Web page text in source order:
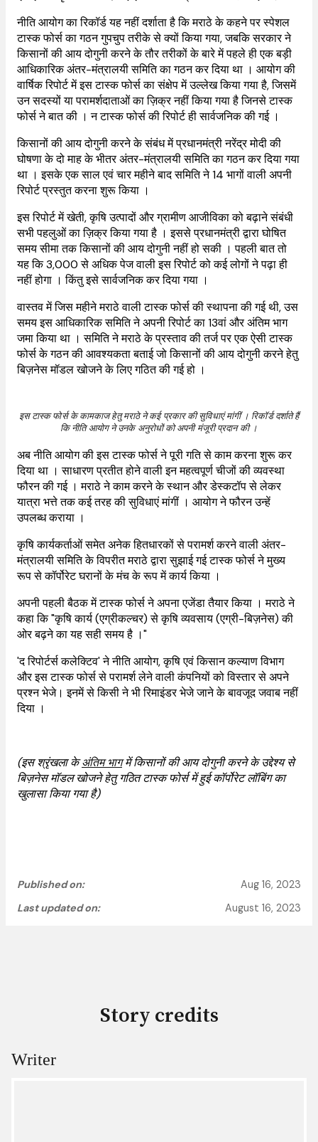
नीति आयोग का रिकॉर्ड यह नहीं दर्शाता है कि मराठे के कहने पर स्पेशल
टास्क फोर्स का गठन गुपचुप तरीके से क्यों किया गया, जबकि सरकार ने
किसानों की आय दोगुनी करने के तौर तरीकों के बारे में पहले ही एक बड़ी
आधिकारिक अंतर-मंत्रालयी समिति का गठन कर दिया था । आयोग की
वार्षिक रिपोर्ट में इस टास्क फोर्स का संक्षेप में उल्लेख किया गया है, जिसमें
उन सदस्यों या परामर्शदाताओं का ज़िक्र नहीं किया गया है जिनसे टास्क
फोर्स ने बात की । न टास्क फोर्स की रिपोर्ट ही सार्वजनिक की गई ।
किसानों की आय दोगुनी करने के संबंध में प्रधानमंत्री नरेंद्र मोदी की
घोषणा के दो माह के भीतर अंतर-मंत्रालयी समिति का गठन कर दिया गया
था । इसके एक साल एवं चार महीने बाद समिति ने 14 भागों वाली अपनी
रिपोर्ट प्रस्तुत करना शुरू किया ।
इस रिपोर्ट में खेती, कृषि उत्पादों और ग्रामीण आजीविका को बढ़ाने संबंधी
सभी पहलुओं का ज़िक्र किया गया है । इससे प्रधानमंत्री द्वारा घोषित
समय सीमा तक किसानों की आय दोगुनी नहीं हो सकी । पहली बात तो
यह कि 3,000 से अधिक पेज वाली इस रिपोर्ट को कई लोगों ने पढ़ा ही
नहीं होगा । किंतु इसे सार्वजनिक कर दिया गया ।
वास्तव में जिस महीने मराठे वाली टास्क फोर्स की स्थापना की गई थी, उस
समय इस आधिकारिक समिति ने अपनी रिपोर्ट का 13वां और अंतिम भाग
जमा किया था । समिति ने मराठे के प्रस्ताव की तर्ज पर एक ऐसी टास्क
फोर्स के गठन की आवश्यकता बताई जो किसानों की आय दोगुनी करने हेतु
बिज़नेस मॉडल खोजने के लिए गठित की गई हो ।
इस टास्क फोर्स के कामकाज हेतु मराठे ने कई प्रकार की सुविधाएं मांगीं । रिकॉर्ड दर्शाते हैं
कि नीति आयोग ने उनके अनुरोधों को अपनी मंजूरी प्रदान की ।
अब नीति आयोग की इस टास्क फोर्स ने पूरी गति से काम करना शुरू कर
दिया था । साधारण प्रतीत होने वाली इन महत्वपूर्ण चीजों की व्यवस्था
फौरन की गई । मराठे ने काम करने के स्थान और डेस्कटॉप से ​​लेकर
यात्रा भत्ते तक कई तरह की सुविधाएं मांगीं । आयोग ने फौरन उन्हें
उपलब्ध कराया ।
कृषि कार्यकर्ताओं समेत अनेक हितधारकों से परामर्श करने वाली अंतर-
मंत्रालयी समिति के विपरीत मराठे द्वारा सुझाई गई टास्क फोर्स ने मुख्य
रूप से कॉर्पोरेट घरानों के मंच के रूप में कार्य किया ।
अपनी पहली बैठक में टास्क फोर्स ने अपना एजेंडा तैयार किया । मराठे ने
कहा कि "कृषि कार्य (एग्रीकल्चर) से कृषि व्यवसाय (एग्री-बिज़नेस) की
ओर बढ़ने का यह सही समय है ।"
'द रिपोर्टर्स कलेक्टिव' ने नीति आयोग, कृषि एवं किसान कल्याण विभाग
और इस टास्क फोर्स से परामर्श लेने वाली कंपनियों को विस्तार से अपने
प्रश्न भेजे। इनमें से किसी ने भी रिमाइंडर भेजे जाने के बावजूद जवाब नहीं
दिया ।
(इस श्रृंखला केअंतिम भागमें किसानों की आय दोगुनी करने के उद्देश्य से
बिज़नेस मॉडल खोजने हेतु गठित टास्क फोर्स में हुई कॉर्पोरेट लॉबिंग का
खुलासा किया गया है)
Published on:
Aug 16, 2023
Last updated on:
August 16, 2023
Story credits
Writer